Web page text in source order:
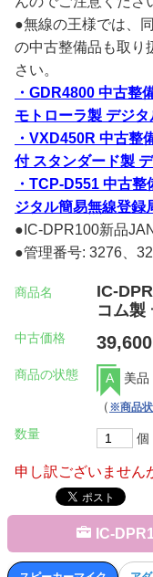
●無線の王様では、
の中古整備品も取り
さい。
・GDR4800 中古整
モトローラ製 デジ
・VXD450R 中古整
付 スタンダード製
・TCP-D551 中古
ジタル簡易無線登録
●IC-DPR100新品
●管理番号: 3276、
商品名
IC-
コム製
中古価格 39,600
商品の状態 A
美品
（ ※商品状
数量
個
申し訳ございません
IC-